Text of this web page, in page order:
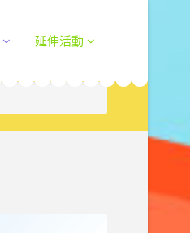
延伸活動